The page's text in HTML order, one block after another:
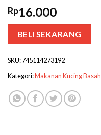
Rp16.000
BELI SEKARANG
SKU:745114273192
Kategori:Makanan Kucing Basah